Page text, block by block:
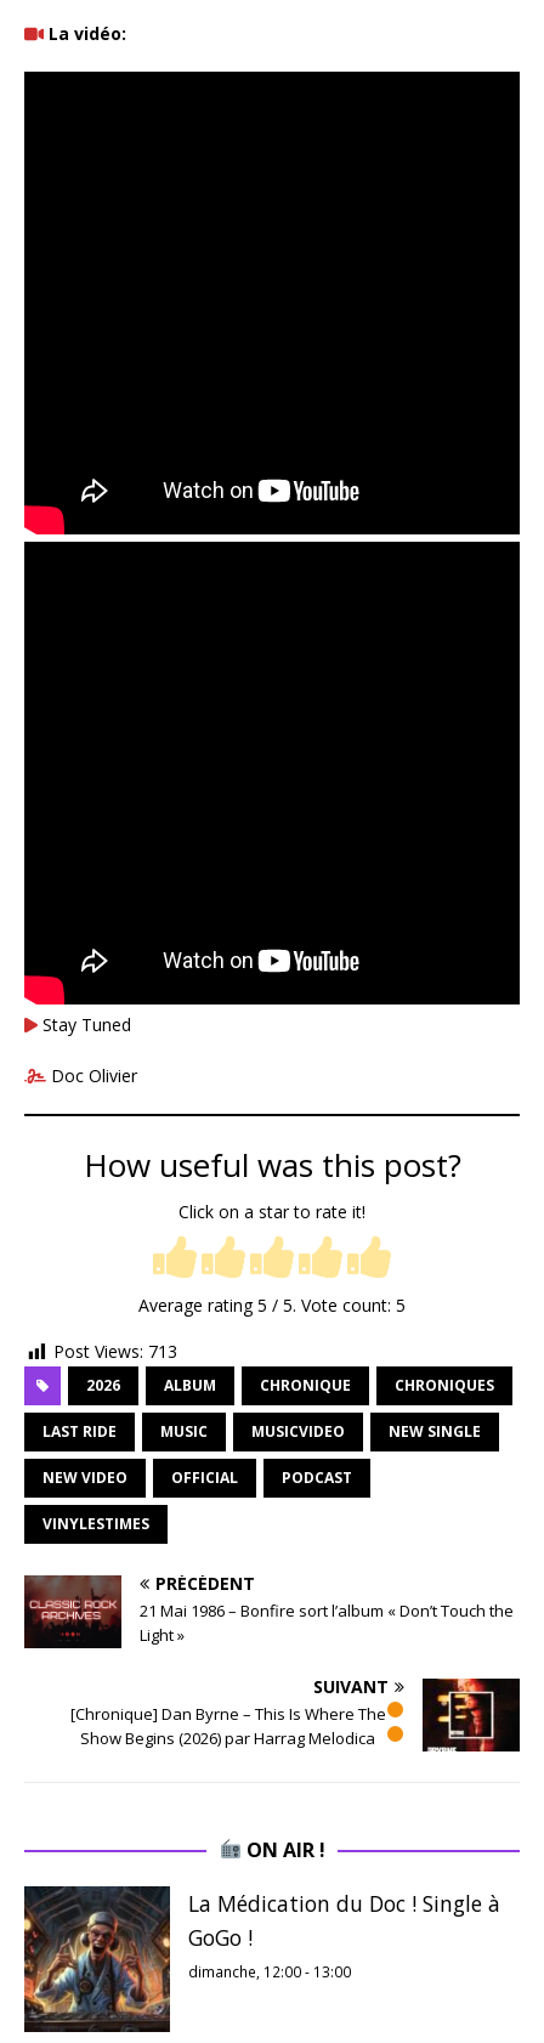
La vidéo:
Stay Tuned
Doc Olivier
How useful was this post?
Click on a star to rate it!
Average rating5 / 5. Vote count: 5
Post Views: 713
2026 ALBUM CHRONIQUE CHRONIQUES
LAST RIDE MUSIC MUSICVIDEO NEW SINGLE
NEW VIDEO OFFICIAL PODCAST
VINYLESTIMES
PRÉCÉDENT
21 Mai 1986 – Bonfire sort l’album « Don’t Touch the
Light »
SUIVANT
[Chronique] Dan Byrne – This Is Where The
Show Begins (2026) par Harrag Melodica
ON AIR !
La Médication du Doc ! Single à
GoGo !
dimanche, 12:00- 13:00